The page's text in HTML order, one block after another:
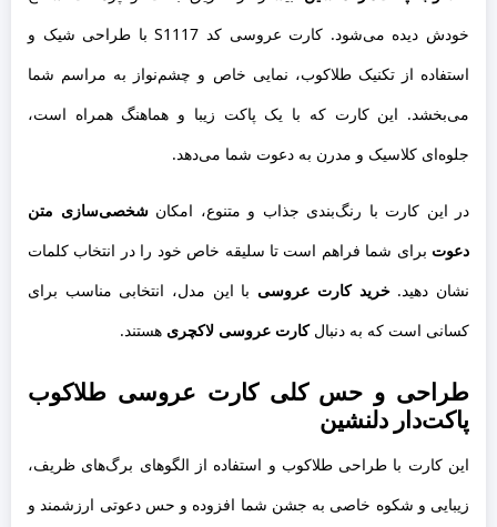
خودش دیده می‌شود. کارت عروسی کد S1117 با طراحی شیک و
استفاده از تکنیک طلاکوب، نمایی خاص و چشم‌نواز به مراسم شما
می‌بخشد. این کارت که با یک پاکت زیبا و هماهنگ همراه است،
جلوه‌ای کلاسیک و مدرن به دعوت شما می‌دهد.
در این کارت با رنگ‌بندی جذاب و متنوع، امکانشخصی‌سازی متن
دعوت برای شما فراهم است تا سلیقه خاص خود را در انتخاب کلمات
نشان دهید.خرید کارت عروسی با این مدل، انتخابی مناسب برای
کسانی است که به دنبالکارت عروسی لاکچری هستند.
طراحی و حس کلی کارت عروسی طلاکوب
پاکت‌دار دلنشین
این کارت با طراحی طلاکوب و استفاده از الگوهای برگ‌های ظریف،
زیبایی و شکوه خاصی به جشن شما افزوده و حس دعوتی ارزشمند و